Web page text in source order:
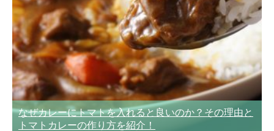
なぜカレーにトマトを入れると良いのか？その理由と
トマトカレーの作り方を紹介！